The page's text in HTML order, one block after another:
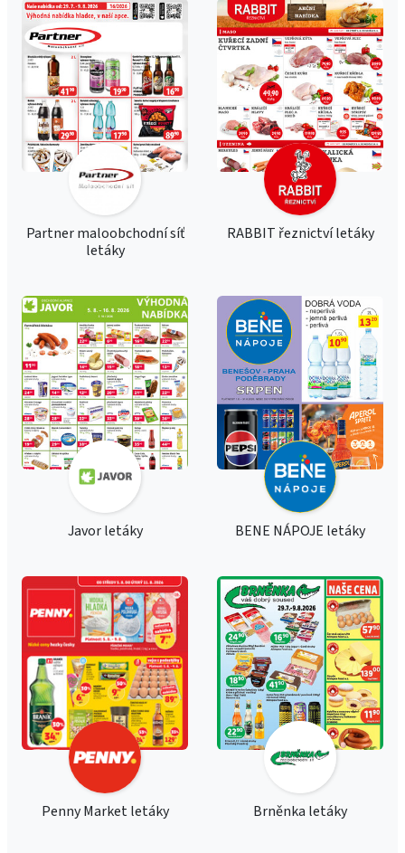
Partner maloobchodní síť
letáky
RABBIT řeznictví letáky
Javor letáky BENE NÁPOJE letáky
Penny Market letáky Brněnka letáky